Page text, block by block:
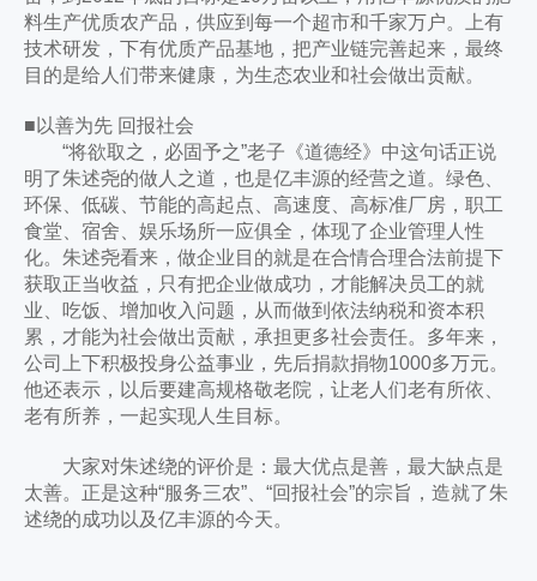
料生产优质农产品，供应到每一个超市和千家万户。上有
技术研发，下有优质产品基地，把产业链完善起来，最终
目的是给人们带来健康，为生态农业和社会做出贡献。
■以善为先 回报社会
“将欲取之，必固予之”老子《道德经》中这句话正说
明了朱述尧的做人之道，也是亿丰源的经营之道。绿色、
环保、低碳、节能的高起点、高速度、高标准厂房，职工
食堂、宿舍、娱乐场所一应俱全，体现了企业管理人性
化。朱述尧看来，做企业目的就是在合情合理合法前提下
获取正当收益，只有把企业做成功，才能解决员工的就
业、吃饭、增加收入问题，从而做到依法纳税和资本积
累，才能为社会做出贡献，承担更多社会责任。多年来，
公司上下积极投身公益事业，先后捐款捐物1000多万元。
他还表示，以后要建高规格敬老院，让老人们老有所依、
老有所养，一起实现人生目标。
大家对朱述绕的评价是：最大优点是善，最大缺点是
太善。正是这种“服务三农”、“回报社会”的宗旨，造就了朱
述绕的成功以及亿丰源的今天。